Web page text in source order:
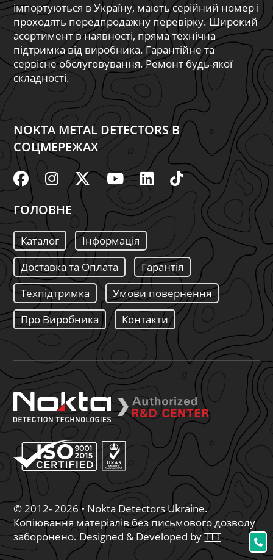
імпортуються в Україну, мають серійний номер і
проходять передпродажну перевірку. Широкий
асортимент в наявності, пряма технічна
підтримка від виробника. Гарантійне та
сервісне обслуговування. Ремонт будь-якої
складності.
NOKTA METAL DETECTORS В
СОЦМЕРЕЖАХ
ГОЛОВНЕ
Каталог
Інформація
Доставка та Оплата
Гарантія
Техпідтримка
Умови повернення
Про Виробника
Контакти
© 2012- 2026 • Nokta Detectors Ukraine.
Копіювання матеріалів без письмового дозволу
заборонено. Designed & Developed byTTT